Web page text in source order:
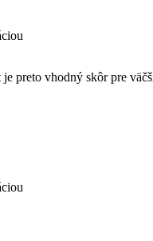
preto vhodný skôr pre